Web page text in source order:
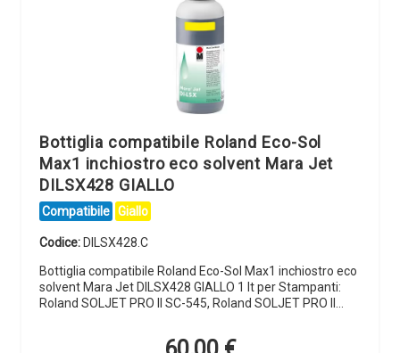
Bottiglia compatibile Roland Eco-Sol
Max1 inchiostro eco solvent Mara Jet
DILSX428 GIALLO
Compatibile Giallo
Codice: DILSX428.C
Bottiglia compatibile Roland Eco-Sol Max1 inchiostro eco
solvent Mara Jet DILSX428 GIALLO 1 lt per Stampanti:
Roland SOLJET PRO II SC-545, Roland SOLJET PRO II…